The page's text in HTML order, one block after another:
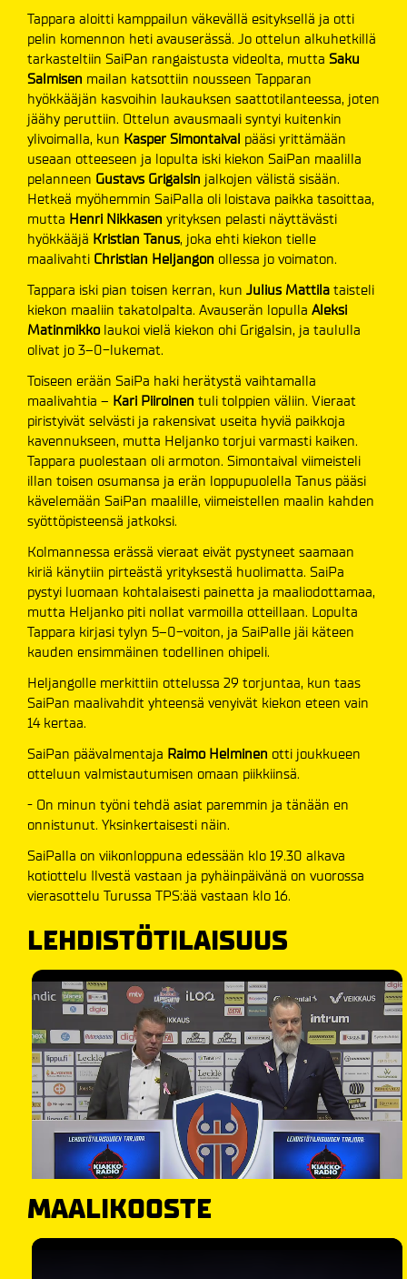
Tappara aloitti kamppailun väkevällä esityksellä ja otti
pelin komennon heti avauserässä. Jo ottelun alkuhetkillä
tarkasteltiin SaiPan rangaistusta videolta, mutta Saku
Salmisen mailan katsottiin nousseen Tapparan
hyökkääjän kasvoihin laukauksen saattotilanteessa, joten
jäähy peruttiin. Ottelun avausmaali syntyi kuitenkin
ylivoimalla, kun Kasper Simontaival pääsi yrittämään
useaan otteeseen ja lopulta iski kiekon SaiPan maalilla
pelanneen Gustavs Grigalsin jalkojen välistä sisään.
Hetkeä myöhemmin SaiPalla oli loistava paikka tasoittaa,
mutta Henri Nikkasen yrityksen pelasti näyttävästi
hyökkääjä Kristian Tanus, joka ehti kiekon tielle
maalivahti Christian Heljangon ollessa jo voimaton.
Tappara iski pian toisen kerran, kun Julius Mattila taisteli
kiekon maaliin takatolpalta. Avauserän lopulla Aleksi
Matinmikkolaukoi vielä kiekon ohi Grigalsin, ja taululla
olivat jo 3–0-lukemat.
Toiseen erään SaiPa haki herätystä vaihtamalla
maalivahtia – Kari Piiroinen tuli tolppien väliin. Vieraat
piristyivät selvästi ja rakensivat useita hyviä paikkoja
kavennukseen, mutta Heljanko torjui varmasti kaiken.
Tappara puolestaan oli armoton. Simontaival viimeisteli
illan toisen osumansa ja erän loppupuolella Tanus pääsi
kävelemään SaiPan maalille, viimeistellen maalin kahden
syöttöpisteensä jatkoksi.
Kolmannessa erässä vieraat eivät pystyneet saamaan
kiriä känytiin pirteästä yrityksestä huolimatta. SaiPa
pystyi luomaan kohtalaisesti painetta ja maaliodottamaa,
mutta Heljanko piti nollat varmoilla otteillaan. Lopulta
Tappara kirjasi tylyn 5–0-voiton, ja SaiPalle jäi käteen
kauden ensimmäinen todellinen ohipeli.
Heljangolle merkittiin ottelussa 29 torjuntaa, kun taas
SaiPan maalivahdit yhteensä venyivät kiekon eteen vain
14 kertaa.
SaiPan päävalmentaja Raimo Helminen otti joukkueen
otteluun valmistautumisen omaan piikkiinsä.
- On minun työni tehdä asiat paremmin ja tänään en
onnistunut. Yksinkertaisesti näin.
SaiPalla on viikonloppuna edessään klo 19.30 alkava
kotiottelu Ilvestä vastaan ja pyhäinpäivänä on vuorossa
vierasottelu Turussa TPS:ää vastaan klo 16.
LEHDISTÖTILAISUUS
MAALIKOOSTE